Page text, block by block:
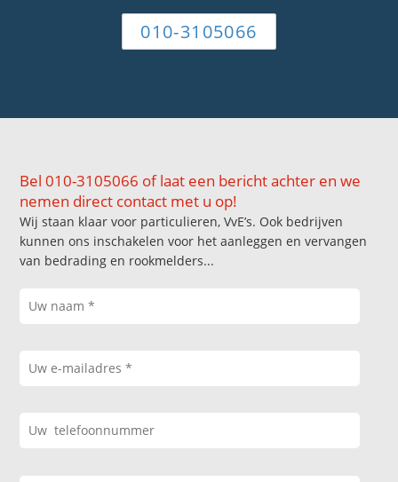
010-3105066
Bel 010-3105066 of laat een bericht achter en we
nemen direct contact met u op!
Wij staan klaar voor particulieren, VvE’s. Ook bedrijven
kunnen ons inschakelen voor het aanleggen en vervangen
van bedrading en rookmelders...